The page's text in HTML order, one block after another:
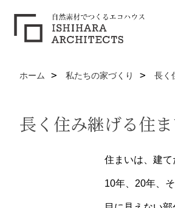
ホーム 私たちの家づくり 長く
長く住み継げる住
住まいは、建て
10年、20年、